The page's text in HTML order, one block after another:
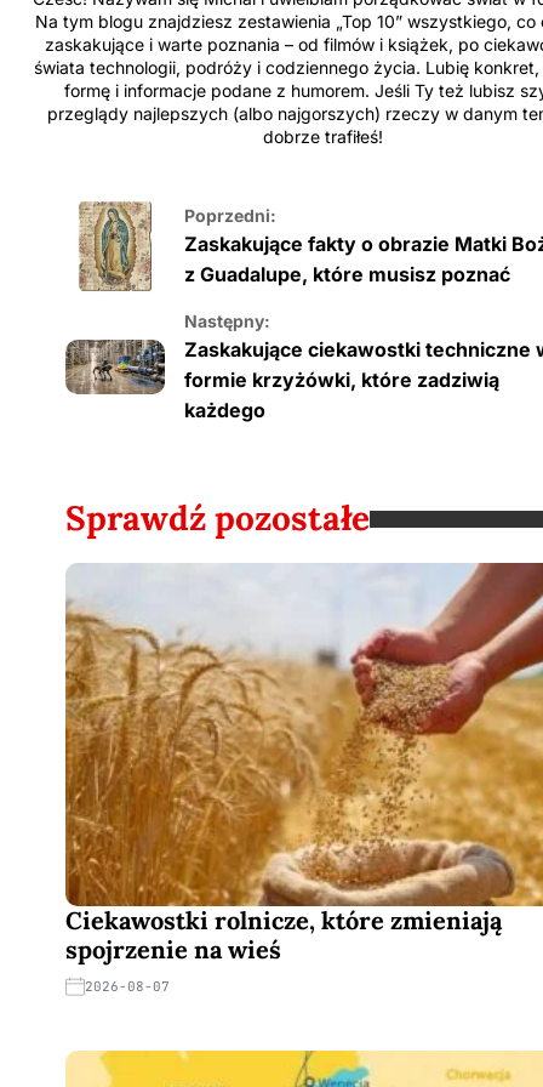
Na tym blogu znajdziesz zestawienia „Top 10” wszystkiego, co
zaskakujące i warte poznania – od filmów i książek, po
świata technologii, podróży i codziennego życia. Lubię
formę i informacje podane z humorem. Jeśli Ty też lubisz
przeglądy najlepszych (albo najgorszych) rzeczy w danym
dobrze trafiłeś!
Poprzedni:
Zaskakujące fakty o obrazie Matki
z Guadalupe, które musisz poznać
Następny:
Zaskakujące ciekawostki techniczne
formie krzyżówki, które zadziwią
każdego
Sprawdź pozostałe
Ciekawostki rolnicze, które zmieniają
spojrzenie na wieś
2026-08-07